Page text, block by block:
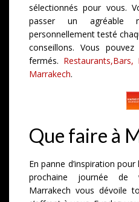
sélectionnés pour vous.
passer un agréable
personnellement testé
conseillons. Vous
fermés. Restaurants,Bars,
Marrakech.
Que faire à
En panne d’inspiration
prochaine journée de
Marrakech vous dévoile